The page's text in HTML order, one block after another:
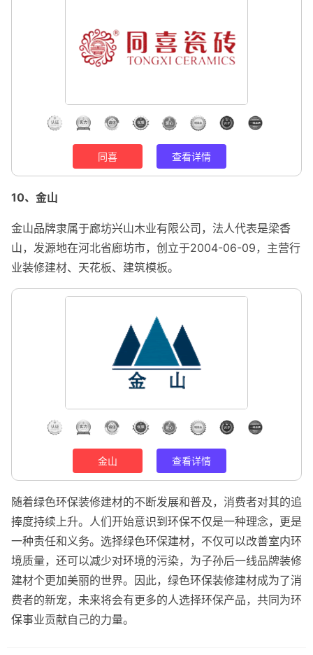
同喜 查看详情
10、金山
金山品牌隶属于廊坊兴山木业有限公司，法人代表是梁香
山，发源地在河北省廊坊市，创立于2004-06-09，主营行
业装修建材、天花板、建筑模板。
金山 查看详情
随着绿色环保装修建材的不断发展和普及，消费者对其的追
捧度持续上升。人们开始意识到环保不仅是一种理念，更是
一种责任和义务。选择绿色环保建材，不仅可以改善室内环
境质量，还可以减少对环境的污染，为子孙后一线品牌装修
建材个更加美丽的世界。因此，绿色环保装修建材成为了消
费者的新宠，未来将会有更多的人选择环保产品，共同为环
保事业贡献自己的力量。